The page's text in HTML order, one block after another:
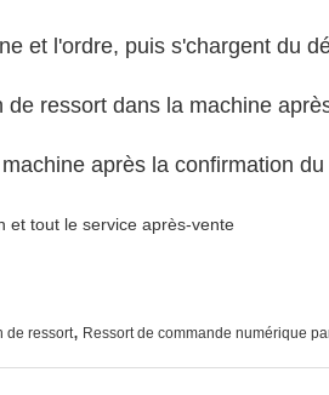
et l'ordre, puis s'chargent du
de ressort dans la machine
après la confirmation
et tout le service après-vente
de ressort, Ressort de commande numérique